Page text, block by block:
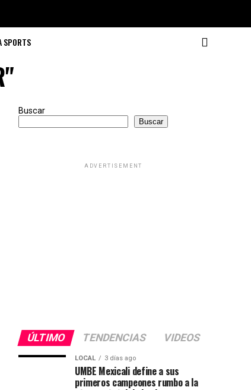
SPORTS
Buscar
Buscar
ADVERTISEMENT
ÚLTIMO TENDENCIAS VIDEOS
LOCAL 3 días ago
UMBE Mexicali define a sus
primeros campeones rumbo a la